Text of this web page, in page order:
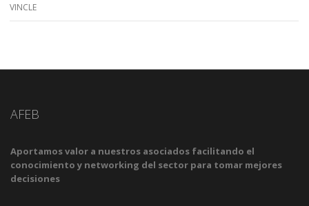
VINCLE
AFEB
Aportamos valor a nuestros asociados facilitando el
conocimiento y networking del sector para tomar mejores
decisiones